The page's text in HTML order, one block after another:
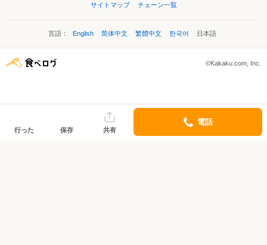
サイトマップ
チェーン一覧
言語： English 简体中文 繁體中文 한국어 日本語
©Kakaku.com, Inc.
行った 保存 共有
電話